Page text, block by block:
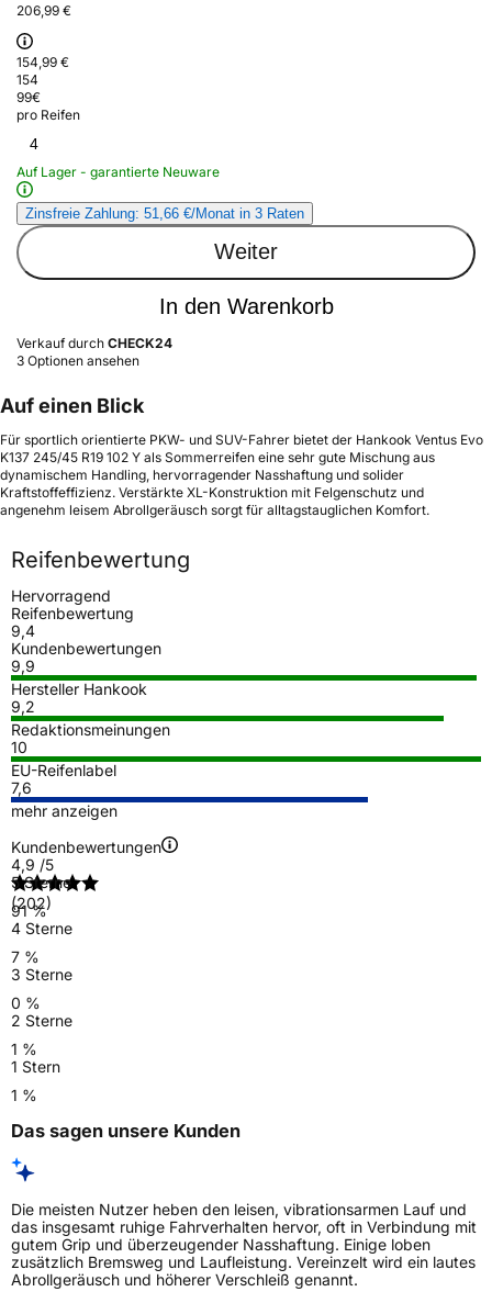
206,99 €
154,99 €
154
99€
pro Reifen
4
Auf Lager - garantierte Neuware
Zinsfreie Zahlung: 51,66 €/Monat in 3 Raten
Weiter
In den Warenkorb
Verkauf durch CHECK24
3 Optionen ansehen
Auf einen Blick
Für sportlich orientierte PKW- und SUV-Fahrer bietet der Hankook Ventus Evo
K137 245/45 R19 102 Y als Sommerreifen eine sehr gute Mischung aus
dynamischem Handling, hervorragender Nasshaftung und solider
Kraftstoffeffizienz. Verstärkte XL-Konstruktion mit Felgenschutz und
angenehm leisem Abrollgeräusch sorgt für alltagstauglichen Komfort.
Reifenbewertung
Hervorragend
Reifenbewertung
9,4
Kundenbewertungen
9,9
Hersteller Hankook
9,2
Redaktionsmeinungen
10
EU-Reifenlabel
7,6
mehr anzeigen
Kundenbewertungen
4,9 /5
(202)
5 Sterne
91 %
4 Sterne
7 %
3 Sterne
0 %
2 Sterne
1 %
1 Stern
1 %
Das sagen unsere Kunden
Die meisten Nutzer heben den leisen, vibrationsarmen Lauf und
das insgesamt ruhige Fahrverhalten hervor, oft in Verbindung mit
gutem Grip und überzeugender Nasshaftung. Einige loben
zusätzlich Bremsweg und Laufleistung. Vereinzelt wird ein lautes
Abrollgeräusch und höherer Verschleiß genannt.